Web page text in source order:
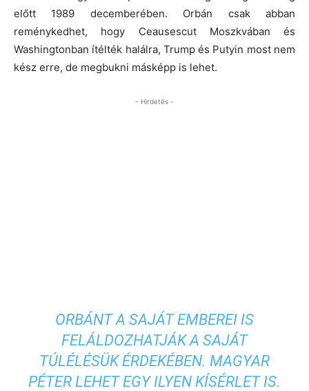
előtt 1989 decemberében. Orbán csak abban
reménykedhet, hogy Ceausescut Moszkvában és
Washingtonban ítélték halálra, Trump és Putyin most nem
kész erre, de megbukni másképp is lehet.
- Hirdetés -
ORBÁNT A SAJÁT EMBEREI IS
FELÁLDOZHATJÁK A SAJÁT
TÚLÉLÉSÜK ÉRDEKÉBEN. MAGYAR
PÉTER LEHET EGY ILYEN KÍSÉRLET IS.